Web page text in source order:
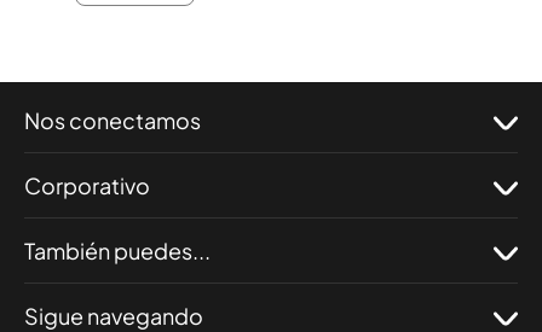
Nos conectamos
Corporativo
También puedes...
Sigue navegando